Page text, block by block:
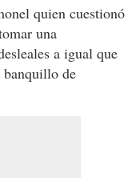
quien cuestionó
una
a igual que
banquillo de